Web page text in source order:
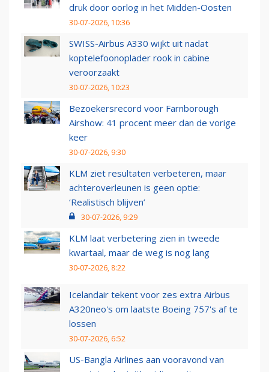
druk door oorlog in het Midden-Oosten
30-07-2026, 10:36
SWISS-Airbus A330 wijkt uit nadat
koptelefoonoplader rook in cabine
veroorzaakt
30-07-2026, 10:23
Bezoekersrecord voor Farnborough
Airshow: 41 procent meer dan de vorige
keer
30-07-2026, 9:30
KLM ziet resultaten verbeteren, maar
achteroverleunen is geen optie:
‘Realistisch blijven’
30-07-2026, 9:29
KLM laat verbetering zien in tweede
kwartaal, maar de weg is nog lang
30-07-2026, 8:22
Icelandair tekent voor zes extra Airbus
A320neo's om laatste Boeing 757's af te
lossen
30-07-2026, 6:52
US-Bangla Airlines aan vooravond van